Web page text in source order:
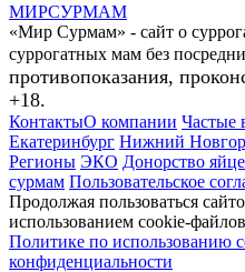
МИРСУРМАМ
«Мир Сурмам» - сайт о
суррогатных мам без
противопоказания,
+18.
КонтактыО компании Частые
Екатеринбург Нижний
Регионы ЭКО Донорство
сурмам Пользовательское
Продолжая пользоваться
использованием cookie-
Политике по использованию
конфиденциальности